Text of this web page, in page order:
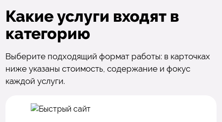
Какие услуги входят в
категорию
Выберите подходящий формат работы: в карточках
ниже указаны стоимость, содержание и фокус
каждой услуги.